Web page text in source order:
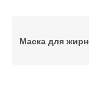
Маска для